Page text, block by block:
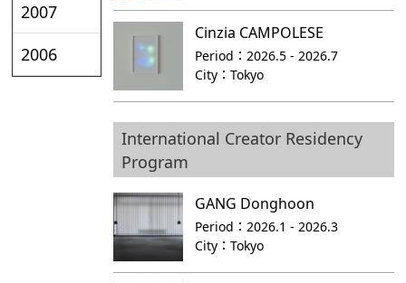
2007
2006
Cinzia CAMPOLESE
Period： 2026.5 - 2026.7
City：Tokyo
International Creator Residency
Program
GANG Donghoon
Period： 2026.1 - 2026.3
City：Tokyo